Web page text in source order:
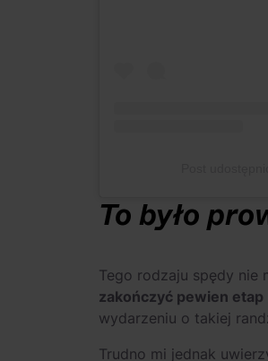
To było
Tego rodzaju spędy nie
zakończyć pewien etap
wydarzeniu o takiej
Trudno mi jednak